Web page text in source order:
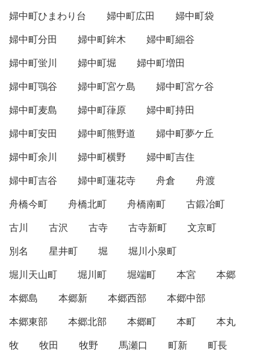
婦中町ひまわり台
婦中町広田
婦中町袋
婦中町分田
婦中町鉾木
婦中町細谷
婦中町蛍川
婦中町堀
婦中町増田
婦中町鶚谷
婦中町宮ケ島
婦中町宮ケ谷
婦中町麦島
婦中町葎原
婦中町持田
婦中町安田
婦中町熊野道
婦中町夢ケ丘
婦中町余川
婦中町横野
婦中町吉住
婦中町吉谷
婦中町蓮花寺 舟倉
舟渡
舟橋今町
舟橋北町 舟橋南町
古鍛冶町
古川
古沢 古寺 古寺新町
文京町
別名
星井町 堀
堀川小泉町
堀川天山町
堀川町 堀端町 本宮
本郷
本郷島
本郷新 本郷西部
本郷中部
本郷東部
本郷北部 本郷町 本町
本丸
牧
牧田 牧野 馬瀬口 町新
町長